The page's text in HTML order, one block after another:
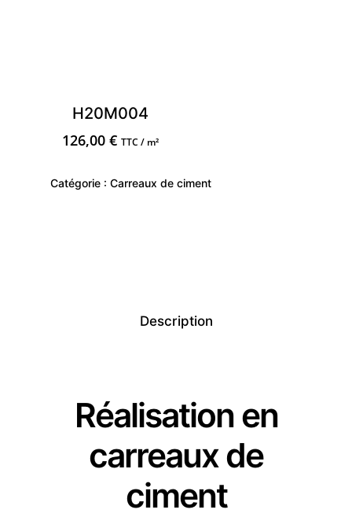
H20M004
126,00€ TTC / m²
Catégorie : Carreaux de ciment
Description
Réalisation en
carreaux de
ciment